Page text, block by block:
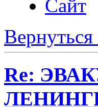
Сайт
Вернуться
Re: